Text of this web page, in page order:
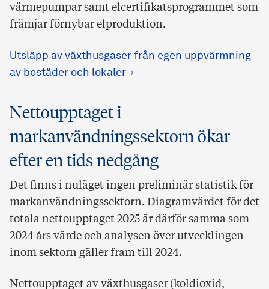
värmepumpar samt elcertifikatsprogrammet som
främjar förnybar elproduktion.
Utsläpp av växthusgaser från egen uppvärmning
av bostäder och lokaler
Nettoupptaget i
markanvändningssektorn ökar
efter en tids nedgång
Det finns i nuläget ingen preliminär statistik för
markanvändningssektorn. Diagramvärdet för det
totala nettoupptaget 2025 är därför samma som
2024 års värde och analysen över utvecklingen
inom sektorn gäller fram till 2024.
Nettoupptaget av växthusgaser (koldioxid,